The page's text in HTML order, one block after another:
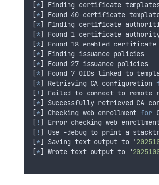
[*]
Finding certificate
[*]
Found 40 certificate
[*]
Finding certificate
[*]
Found 1 certificate
[*]
Found 18 enabled certificate
[*]
Finding issuance policies
[*]
Found 27 issuance policies
[*]
Found 7 OIDs linked to
[*] Retrieving CA configuration
[ ! ]
Failed to connect to
[*] Successfully retrieved CA
[*] Checking web enrollment for
[ ! ] Error checking web
[ ! ]
Use -debug to print a
[*] Saving text output to '
[*] Wrote text output to '